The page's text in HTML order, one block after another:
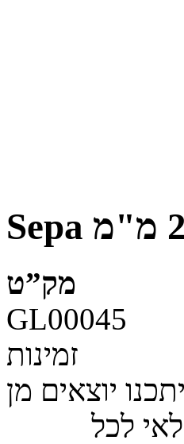
מק”ט
GL00045
זמינות
יוצאים מן
לכל